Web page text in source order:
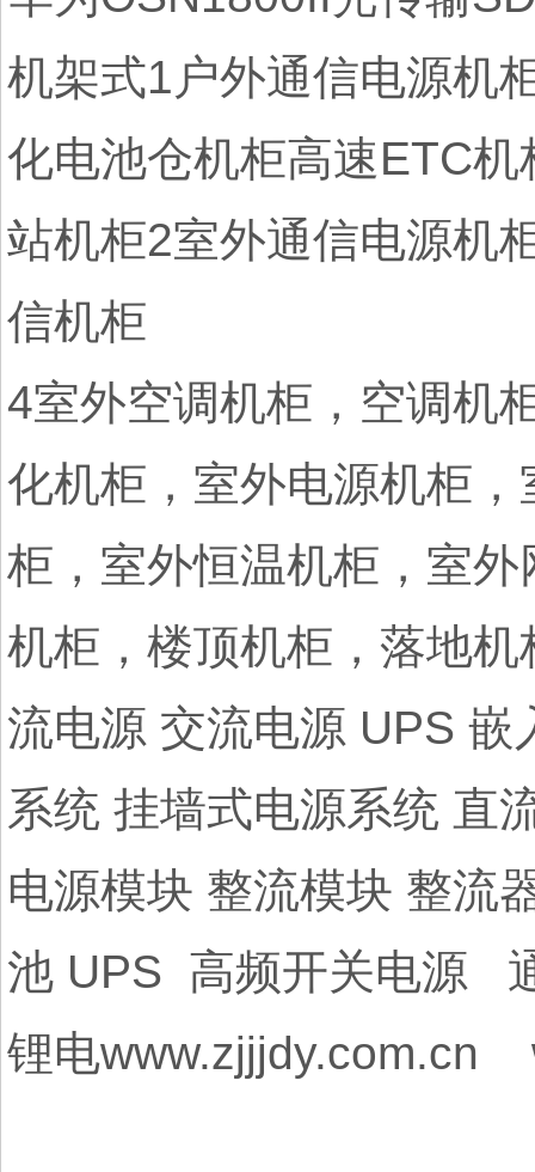
机架式1户外通信电源机
化电池仓机柜高速ETC
站机柜2室外通信电源机
信机柜
4室外空调机柜，空调机
化机柜，室外电源机柜
柜，室外恒温机柜，室
机柜，楼顶机柜，落地
流电源 交流电源 UPS
系统 挂墙式电源系统 直
电源模块 整流模块 整
池 UPS 高频开关电源
锂电